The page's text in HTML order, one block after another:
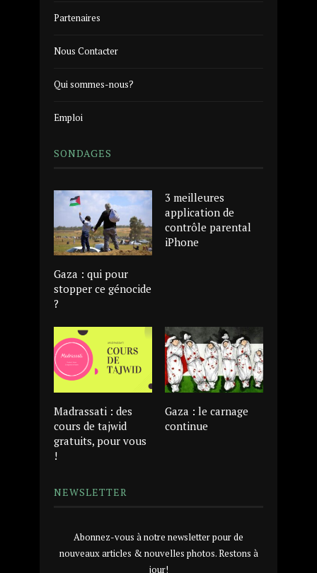
Partenaires
Nous Contacter
Qui sommes-nous?
Emploi
SONDAGES
Gaza : qui pour
stopper ce génocide
?
3 meilleures
application de
contrôle parental
iPhone
Madrassati : des
cours de tajwid
gratuits, pour vous
!
Gaza : le carnage
continue
NEWSLETTER
Abonnez-vous à notre newsletter pour de
nouveaux articles & nouvelles photos. Restons à
jour!